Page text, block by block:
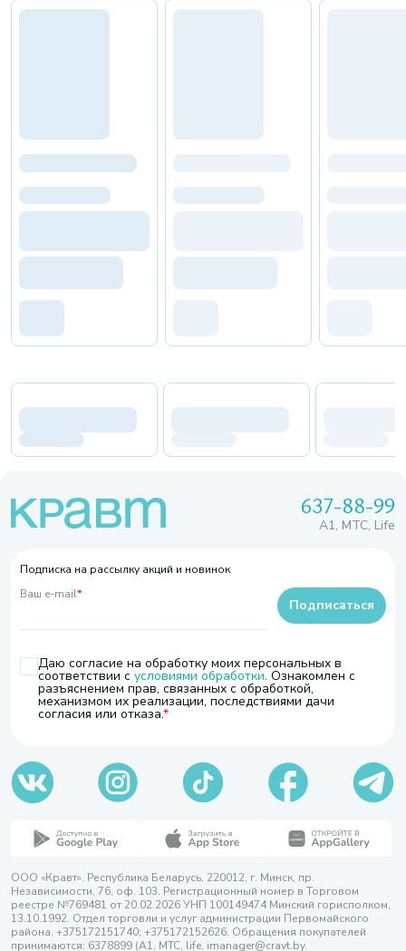
637-88-99
A1, МТС, Life
Подписка на рассылку акций и новинок
Ваш e-mail*
Даю согласие на обработку моих персональных в
соответствии с условиями обработки. Ознакомлен с
разъяснением прав, связанных с обработкой,
механизмом их реализации, последствиями дачи
согласия или отказа.
Подписаться
ООО «Кравт». Республика Беларусь, 220012, г. Минск, пр.
Независимости, 76, оф. 103. Регистрационный номер в Торговом
реестре №769481 от 20.02.2026 УНП 100149474 Минский горисполком,
13.10.1992. Отдел торговли и услуг администрации Первомайского
района, +375172151740; +375172152626. Обращения покупателей
принимаются: 6378899 (А1, МТС, life, imanager@cravt.by.